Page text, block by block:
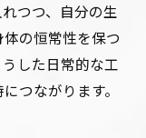
つつ、自分の生
の恒常性を保つ
した日常的な工
つながります。